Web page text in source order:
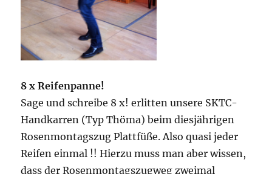
8 x Reifenpanne!
Sage und schreibe 8 x! erlitten unsere SKTC-
Handkarren (Typ Thöma) beim diesjährigen
Rosenmontagszug Plattfüße. Also quasi jeder
Reifen einmal !! Hierzu muss man aber wissen,
dass der Rosenmontagszugweg zweimal